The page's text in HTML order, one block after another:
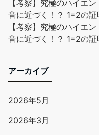
【考察】究極のハイエ
音に近づく！？ 1=2の証
【考察】究極のハイエ
音に近づく！？ 1=2の証
アーカイブ
2026年5月
2026年3月